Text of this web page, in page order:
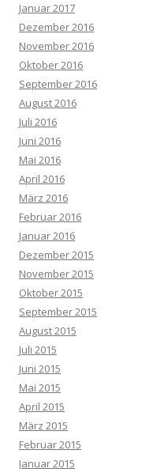
Januar 2017
Dezember 2016
November 2016
Oktober 2016
September 2016
August 2016
Juli 2016
Juni 2016
Mai 2016
April 2016
März 2016
Februar 2016
Januar 2016
Dezember 2015
November 2015
Oktober 2015
September 2015
August 2015
Juli 2015
Juni 2015
Mai 2015
April 2015
März 2015
Februar 2015
Januar 2015